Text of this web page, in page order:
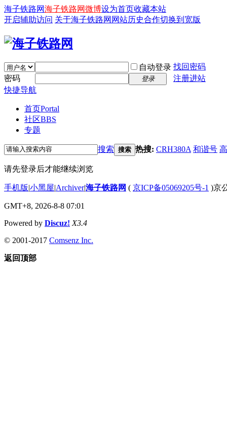
海子铁路网海子铁路网微博设为首页收藏本站
开启辅助访问 关于海子铁路网 网站历史合作切换到宽版
自动登录 找回密码
密码
登录
注册进站
快捷导航
首页Portal
社区BBS
专题
搜索 搜索 热搜: CRH380A 和谐号
请先登录后才能继续浏览
手机版|小黑屋|Archiver|海子铁路网 ( 京ICP备05069205号-1 )京
GMT+8, 2026-8-8 07:01
Powered by Discuz! X3.4
© 2001-2017 Comsenz Inc.
返回顶部